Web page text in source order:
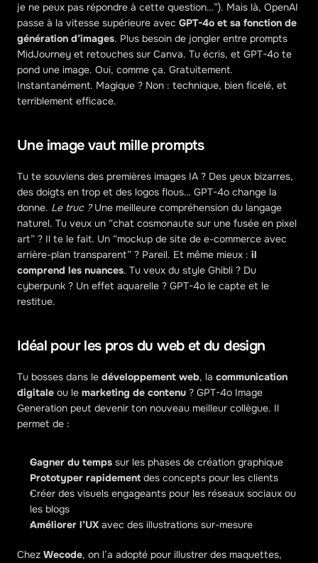
je ne peux pas répondre à cette question…”). Mais là, OpenAI
passe à la vitesse supérieure avec GPT-4o et sa fonction de
génération d’images. Plus besoin de jongler entre prompts
MidJourney et retouches sur Canva. Tu écris, et GPT-4o te
pond une image. Oui, comme ça. Gratuitement.
Instantanément. Magique ? Non : technique, bien ficelé, et
terriblement efficace.
Une image vaut mille prompts
Tu te souviens des premières images IA ? Des yeux bizarres,
des doigts en trop et des logos flous… GPT-4o change la
donne. Le truc ? Une meilleure compréhension du langage
naturel. Tu veux un “chat cosmonaute sur une fusée en pixel
art” ? Il te le fait. Un “mockup de site de e-commerce avec
arrière-plan transparent” ? Pareil. Et même mieux : il
comprend les nuances. Tu veux du style Ghibli ? Du
cyberpunk ? Un effet aquarelle ? GPT-4o le capte et le
restitue.
Idéal pour les pros du web et du design
Tu bosses dans le développement web, la communication
digitale ou le marketing de contenu ? GPT-4o Image
Generation peut devenir ton nouveau meilleur collègue. Il
permet de :
Gagner du temps sur les phases de création graphique
Prototyper rapidement des concepts pour les clients
Créer des visuels engageants pour les réseaux sociaux ou
les blogs
Améliorer l’UX avec des illustrations sur-mesure
Chez Wecode, on l’a adopté pour illustrer des maquettes,